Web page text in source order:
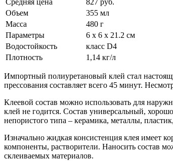
Средняя цена
827 руб.
Объем
355 мл
Масса
480 г
Параметры
6 х 6 х 21.2 см
Водостойкость
класс D4
Плотность
1,14 кг/л
Импортный полиуретановый клей стал
прессования составляет всего 45 минут.
Клеевой состав можно использовать для
клей не годится. Состав универсальный,
непористого типа – керамика, металлы,
Изначально жидкая консистенция клея имеет
компоненты, растворители. Наносить состав
склеиваемых материалов.